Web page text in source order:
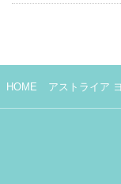
HOME アストライア